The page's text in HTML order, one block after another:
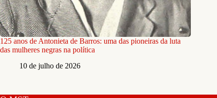
125 anos de Antonieta de Barros: uma das pioneiras da luta
das mulheres negras na política
10 de julho de 2026